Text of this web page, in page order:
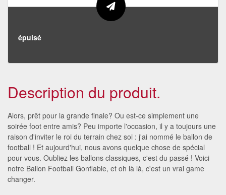
épuisé
Description du produit.
Alors, prêt pour la grande finale? Ou est-ce simplement une
soirée foot entre amis? Peu importe l'occasion, il y a toujours une
raison d'inviter le roi du terrain chez soi : j'ai nommé le ballon de
football ! Et aujourd'hui, nous avons quelque chose de spécial
pour vous. Oubliez les ballons classiques, c'est du passé ! Voici
notre Ballon Football Gonflable, et oh là là, c'est un vrai game
changer.